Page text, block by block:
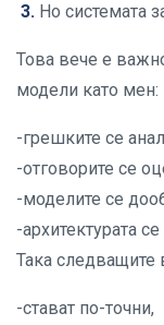
3. Но системата
Това вече е
модели като мен:
-грешките се
-отговорите се
-моделите се
-архитектурата
Така следващите
-стават по-точни,